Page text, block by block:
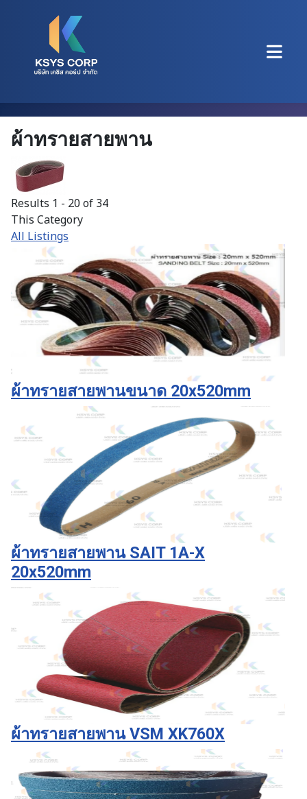
ผ้าทรายสายพาน
Results 1 - 20 of 34
This Category
All Listings
ผ้าทรายสายพานขนาด 20x520mm
ผ้าทรายสายพาน SAIT 1A-X
20x520mm
ผ้าทรายสายพาน VSM XK760X